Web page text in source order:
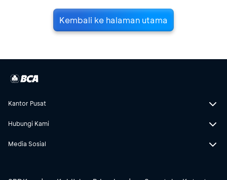
Kembali ke halaman utama
Kantor Pusat
Hubungi Kami
Media Sosial